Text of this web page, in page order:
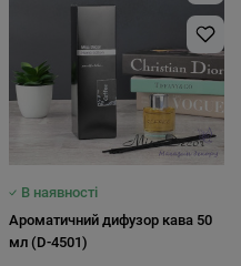
В наявності
Ароматичний дифузор кава 50
мл (D-4501)